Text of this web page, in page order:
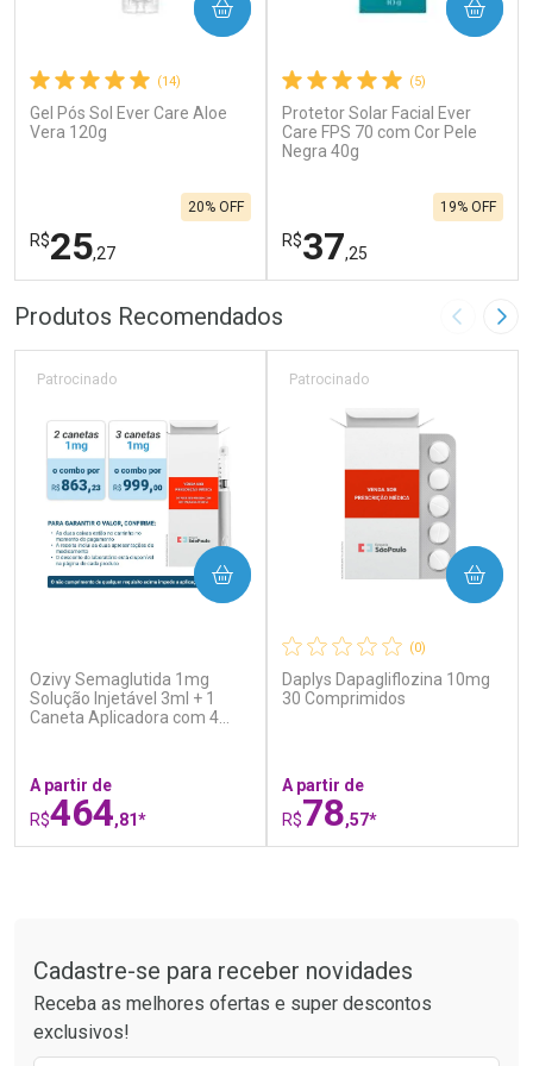
(14)
Gel Pós Sol Ever Care Aloe
Vera 120g
R$25,27
20% OFF
COMPRAR
FECHAR
Laboratório
Ativar Desconto
Por R$ 25,27/cada
FECHAR
Por Menos
Comprar sem Desconto
(5)
Protetor Solar Facial Ever
Care FPS 70 com Cor Pele
Negra 40g
R$37,25
19% OFF
COMPRAR
Laboratório
Ativar Desconto
Por R$ 37,25/cada
Por Menos
Produtos Recomendados Imagem
Ozivy Semaglutida 1mg
Solução Injetável 3ml + 1
Caneta Aplicadora com 4
Patrocinado
A partir de
R$464,81*
COMPRAR
(0)
Daplys Dapagliflozina 10mg
30 Comprimidos
Patrocinado
A partir de
R$78,57*
COMPRAR
Cadastre-se para receber novidades
Receba as melhores ofertas e super descontos
exclusivos!